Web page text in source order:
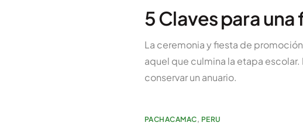
5 Claves para
La ceremonia y fiesta de
aquel que culmina la etapa
conservar un anuario.
PACHACAMAC, PERU